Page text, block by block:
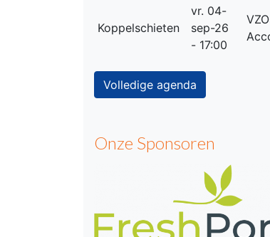
Koppelschieten
vr. 04-
sep-26
- 17:00
Volledige agenda
Onze Sponsoren